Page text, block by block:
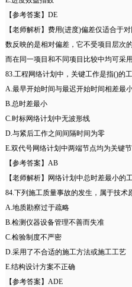
【参考答案】DE
【老师解析】费用(进度)偏差仅适合于
数反映的是相对偏差，它不受项目层次
而在同一项目和不同项目比较中均可采用
83.工程网络计划中，关键工作是指()的工
A.最早开始时间与最迟开始时间相差最
B.总时差最小
C.时标网络计划中无波形线
D.与紧后工作之间间隔时间为零
E.双代号网络计划中两端节点均为关键
【参考答案】AB
【老师解析】网络计划中总时差最小的
84.下列施工质量事故的发生，属于技术
A.地质勘察过于疏略
B.检测仪器设备管理不善而失准
C.检验制度不严密
D.采用了不合适的施工方法或施工工艺
E.结构设计方案不正确
【参考答案】ADE